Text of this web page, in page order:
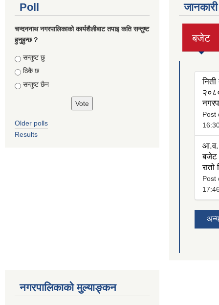
Poll
चन्दननाथ नगरपालिकाको कार्यशैलीबाट तपाइ कति सन्तुष्ट
हुनुहुन्छ ?
Choices
सन्तुष्ट छु
ठिकै छ
सन्तुष्ट छैन
Older polls
Results
जानकारी
बजेट
(active
tab)
Post
आ.व.
बजेट
रातो
Post
अन्य
नगरपालिकाको मुल्याङ्कन